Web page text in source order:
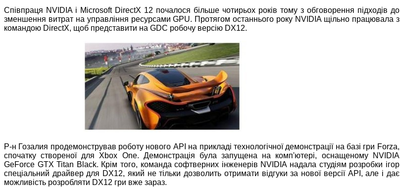
Співпраця NVIDIA і Microsoft DirectX 12 почалося більше чотирьох років тому з обговорення підходів до
зменшення витрат на управління ресурсами GPU. Протягом останнього року NVIDIA щільно працювала з
командою DirectX, щоб представити на GDC робочу версію DX12.
Р-н Гозалия продемонстрував роботу нового API на прикладі технологічної демонстрації на базі гри Forza,
спочатку створеної для Xbox One. Демонстрація була запущена на комп'ютері, оснащеному NVIDIA
GeForce GTX Titan Black. Крім того, команда софтверних інженерів NVIDIA надала студіям розробки ігор
спеціальний драйвер для DX12, який не тільки дозволить отримати відгуки за нової версії API, але і дає
можливість розробляти DX12 гри вже зараз.